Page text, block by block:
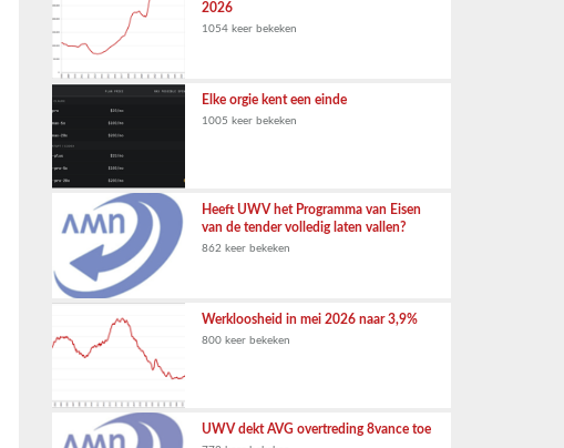
2026
1054 keer bekeken
Elke orgie kent een einde
1005 keer bekeken
Heeft UWV het Programma van Eisen
van de tender volledig laten vallen?
862 keer bekeken
Werkloosheid in mei 2026 naar 3,9%
800 keer bekeken
UWV dekt AVG overtreding 8vance toe